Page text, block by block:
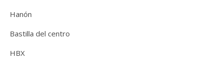
Hanón
Bastilla del centro
HBX